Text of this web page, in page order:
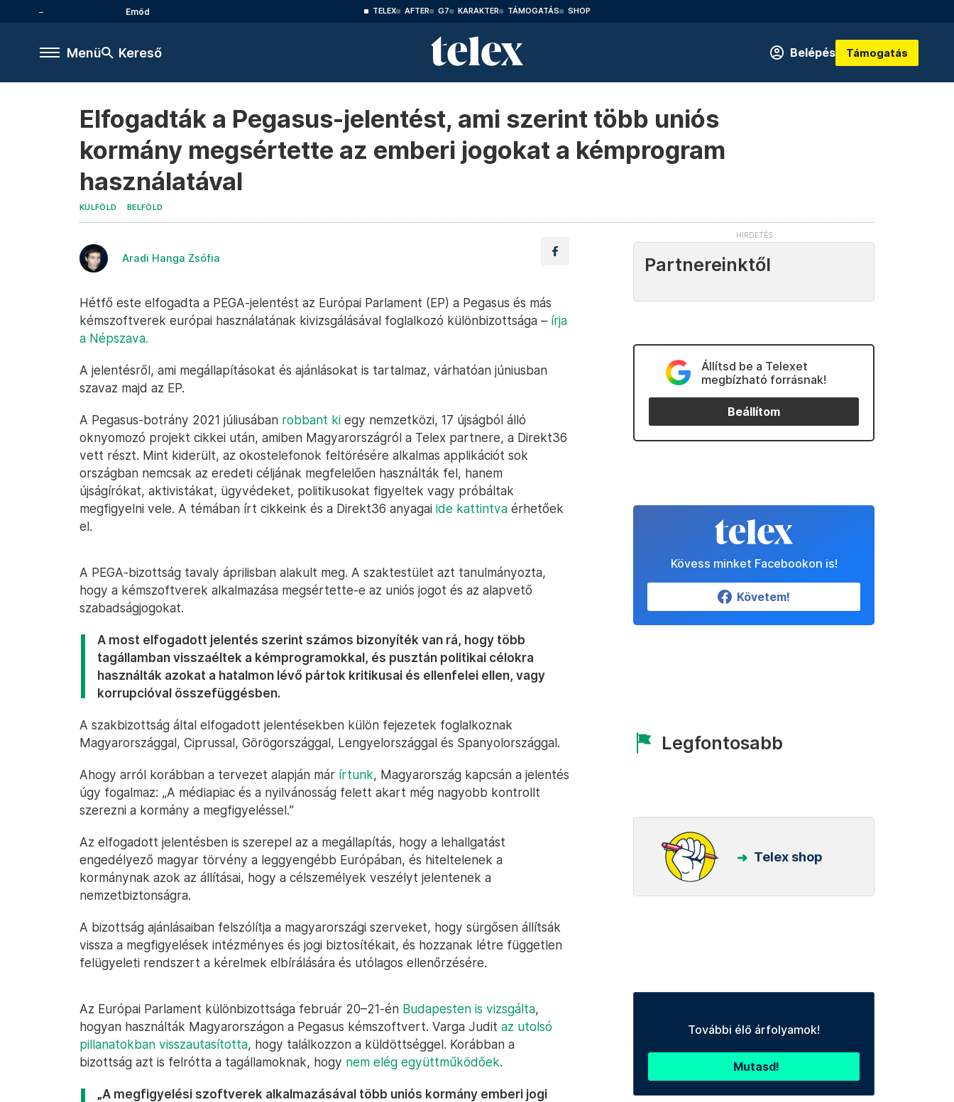
Emőd TELEX AFTER G7 KARAKTER TÁMOGATÁS SHOP
Menü Kereső Belépés Támogatás
Elfogadták a Pegasus-jelentést, ami szerint több uniós
kormány megsértette az emberi jogokat a kémprogram
használatával
KÜLFÖLD BELFÖLD
Aradi Hanga Zsófia
Hétfő este elfogadta a PEGA-jelentést az Európai Parlament (EP) a Pegasus és más
kémszoftverek európai használatának kivizsgálásával foglalkozó különbizottsága – írja
a Népszava.
A jelentésről, ami megállapításokat és ajánlásokat is tartalmaz, várhatóan júniusban
szavaz majd az EP.
A Pegasus-botrány 2021 júliusában robbant ki egy nemzetközi, 17 újságból álló
oknyomozó projekt cikkei után, amiben Magyarországról a Telex partnere, a Direkt36
vett részt. Mint kiderült, az okostelefonok feltörésére alkalmas applikációt sok
országban nemcsak az eredeti céljának megfelelően használták fel, hanem
újságírókat, aktivistákat, ügyvédeket, politikusokat figyeltek vagy próbáltak
megfigyelni vele. A témában írt cikkeink és a Direkt36 anyagai ide kattintva érhetőek
el.
A PEGA-bizottság tavaly áprilisban alakult meg. A szaktestület azt tanulmányozta,
hogy a kémszoftverek alkalmazása megsértette-e az uniós jogot és az alapvető
szabadságjogokat.
A most elfogadott jelentés szerint számos bizonyíték van rá, hogy több
tagállamban visszaéltek a kémprogramokkal, és pusztán politikai célokra
használták azokat a hatalmon lévő pártok kritikusai és ellenfelei ellen, vagy
korrupcióval összefüggésben.
A szakbizottság által elfogadott jelentésekben külön fejezetek foglalkoznak
Magyarországgal, Ciprussal, Görögországgal, Lengyelországgal és Spanyolországgal.
Ahogy arról korábban a tervezet alapján már írtunk, Magyarország kapcsán a jelentés
úgy fogalmaz: „A médiapiac és a nyilvánosság felett akart még nagyobb kontrollt
szerezni a kormány a megfigyeléssel.”
Az elfogadott jelentésben is szerepel az a megállapítás, hogy a lehallgatást
engedélyező magyar törvény a leggyengébb Európában, és hiteltelenek a
kormánynak azok az állításai, hogy a célszemélyek veszélyt jelentenek a
nemzetbiztonságra.
A bizottság ajánlásaiban felszólítja a magyarországi szerveket, hogy sürgősen állítsák
vissza a megfigyelések intézményes és jogi biztosítékait, és hozzanak létre független
felügyeleti rendszert a kérelmek elbírálására és utólagos ellenőrzésére.
Az Európai Parlament különbizottsága február 20–21-én Budapesten is vizsgálta,
hogyan használták Magyarországon a Pegasus kémszoftvert. Varga Judit az utolsó
pillanatokban visszautasította, hogy találkozzon a küldöttséggel. Korábban a
bizottság azt is felrótta a tagállamoknak, hogy nem elég együttműködőek.
„A megfigyelési szoftverek alkalmazásával több uniós kormány emberi jogi
Partnereinktől
Állítsd be a Telexet
megbízható forrásnak!
Beállítom
Kövess minket Facebookon is!
Követem!
Legfontosabb
Telex shop
További élő árfolyamok!
Mutasd!